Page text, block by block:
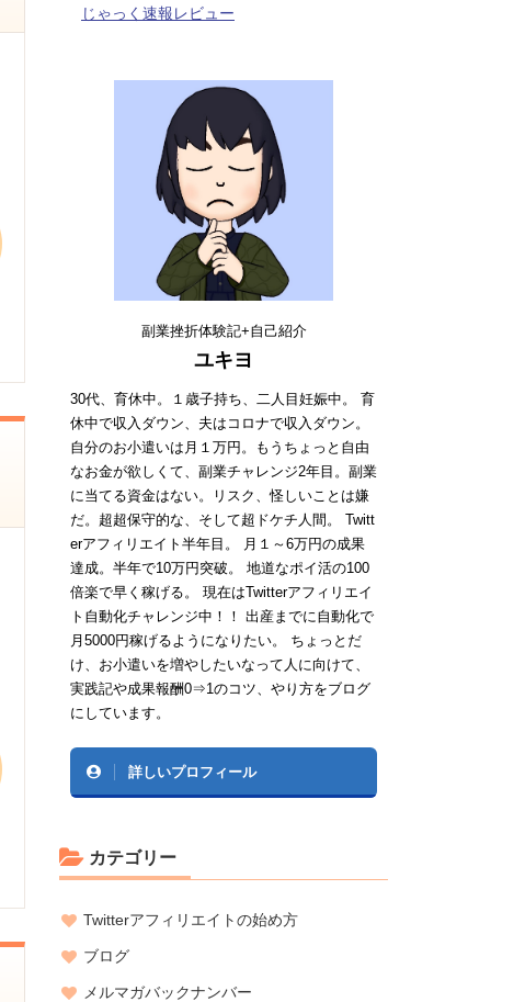
じゃっく速報レビュー
副業挫折体験記+自己紹介
ユキヨ
30代、育休中。１歳子持ち、二人目妊娠中。 育
休中で収入ダウン、夫はコロナで収入ダウン。
自分のお小遣いは月１万円。もうちょっと自由
なお金が欲しくて、副業チャレンジ2年目。副業
に当てる資金はない。リスク、怪しいことは嫌
だ。超超保守的な、そして超ドケチ人間。 Twitt
erアフィリエイト半年目。 月１～6万円の成果
達成。半年で10万円突破。 地道なポイ活の100
倍楽で早く稼げる。 現在はTwitterアフィリエイ
ト自動化チャレンジ中！！ 出産までに自動化で
月5000円稼げるようになりたい。 ちょっとだ
け、お小遣いを増やしたいなって人に向けて、
実践記や成果報酬0⇒1のコツ、やり方をブログ
にしています。
詳しいプロフィール
カテゴリー
Twitterアフィリエイトの始め方
ブログ
メルマガバックナンバー